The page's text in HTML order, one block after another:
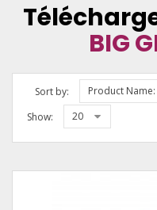
BIG
Sort by:
Product
Show:
20